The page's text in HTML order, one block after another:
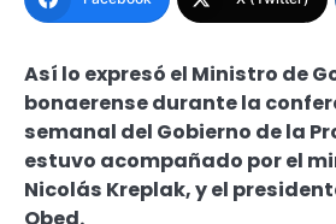
Así lo expresó el Ministro de
bonaerense durante la
semanal del Gobierno de la
estuvo acompañado por el
Nicolás Kreplak, y el